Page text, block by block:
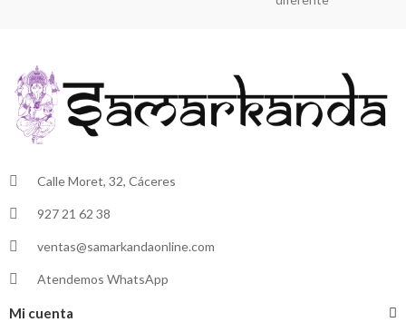
Calle Moret, 32, Cáceres
927 21 62 38
ventas@samarkandaonline.com
Atendemos WhatsApp
Mi cuenta